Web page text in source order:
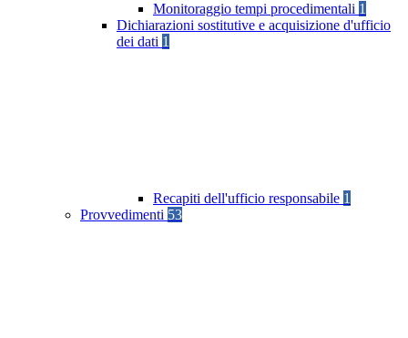
Monitoraggio tempi procedimentali 1
Dichiarazioni sostitutive e acquisizione d'ufficio
dei dati 1
Recapiti dell'ufficio responsabile 1
Provvedimenti 53